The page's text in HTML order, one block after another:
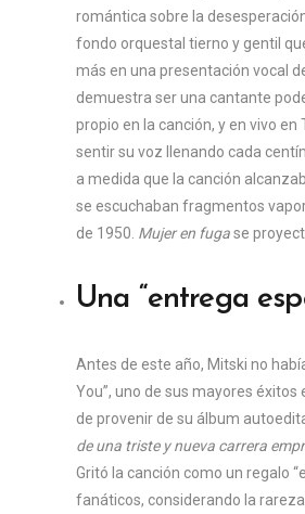
romántica sobre la
fondo orquestal tierno y gentil
más en una presentación vocal
demuestra ser una cantante
propio en la canción, y en vivo en
sentir su voz llenando cada
a medida que la canción
se escuchaban fragmentos
de 1950. Mujer en fugase
Una “entrega
Antes de este año, Mitski no
You”, uno de sus mayores
de provenir de su álbum
de una triste y nueva carrera
Gritó la canción como un regalo
fanáticos, considerando la